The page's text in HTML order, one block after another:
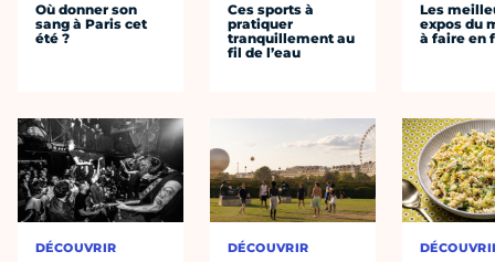
Où donner son
sang à Paris cet
été ?
DÉCOUVRIR
Ces sports à
pratiquer
tranquillement au
fil de l’eau
DÉCOUVRIR
Les
expos du
à faire en